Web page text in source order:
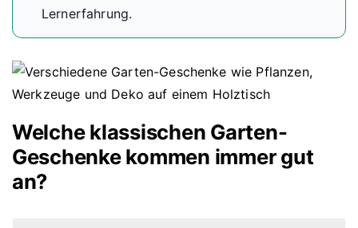
Lernerfahrung.
Welche klassischen Garten-
Geschenke kommen immer gut
an?